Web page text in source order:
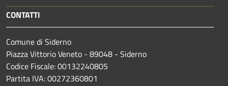
CONTATTI
Comune di Siderno
Piazza Vittorio Veneto - 89048 - Siderno
Codice Fiscale: 00132240805
Partita IVA: 00272360801